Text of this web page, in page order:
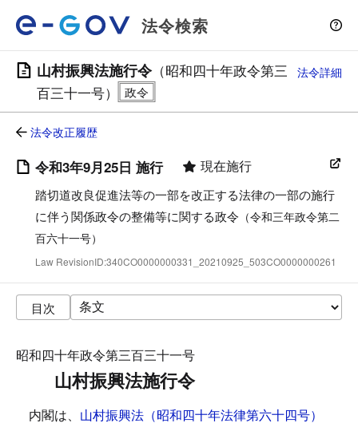
法令検索
山村振興法施行令（昭和四十年政令第三
百三十一号）
法令詳細
法令改正履歴
令和3年9月25日 施行 現在施行
踏切道改良促進法等の一部を改正する法律の一部の施行
に伴う関係政令の整備等に関する政令 （令和三年政令第二
百六十一号）
Law RevisionID:340CO0000000331_20210925_503CO0000000261
目次
昭和四十年政令第三百三十一号
山村振興法施行令
内閣は、 山村振興法（昭和四十年法律第六十四号）